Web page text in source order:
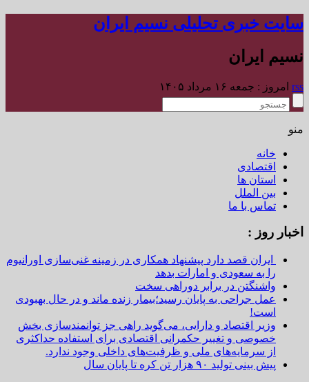
سایت خبری تحلیلی نسیم ایران
نسیم ایران
rss امروز : جمعه ۱۶ مرداد ۱۴۰۵
منو
خانه
اقتصادی
استان ها
بین الملل
تماس با ما
اخبار روز :
ایران قصد دارد پیشنهاد همکاری در زمینه غنی‌سازی اورانیوم
را به سعودی و امارات بدهد
واشنگتن در برابر دوراهی سخت
عمل جراحی به پایان رسید؛بیمار زنده ماند و در حال بهبودی
است!
وزیر اقتصاد و دارایی، می‌گوید راهی جز توانمندسازی بخش
خصوصی و تغییر حکمرانی اقتصادی برای استفاده حداکثری
از سرمایه‌های ملی و ظرفیت‌های داخلی وجود ندارد.
پیش بینی تولید ۹۰ هزار تن کره تا پایان سال